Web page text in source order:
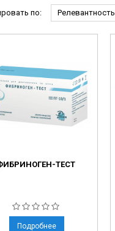
по: Релевантность
ТЕСТ
Подробнее